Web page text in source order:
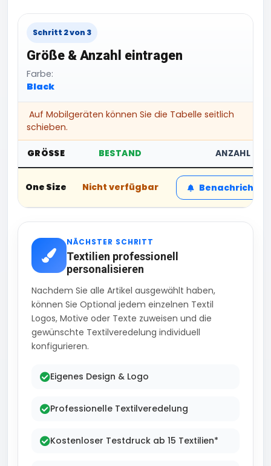
Schritt 2 von 3
Größe & Anzahl eintragen
Farbe:
Black
Auf Mobilgeräten können Sie die Tabelle seitlich
schieben.
GRÖSSE BESTAND ANZAHL
One Size Nicht verfügbar
NÄCHSTER SCHRITT
Textilien professionell
personalisieren
Nachdem Sie alle Artikel ausgewählt haben,
können Sie Optional jedem einzelnen Textil
Logos, Motive oder Texte zuweisen und die
gewünschte Textilveredelung individuell
konfigurieren.
Eigenes Design & Logo
Professionelle Textilveredelung
Kostenloser Testdruck ab 15 Textilien*